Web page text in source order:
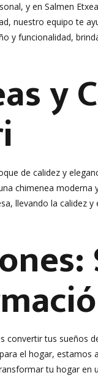
y en Salmen
nuestro equipo te
y funcionalidad,
y
de calidez y
chimenea
llevando la calidez
convertir tus sueños
el hogar, estamos
tu hogar en